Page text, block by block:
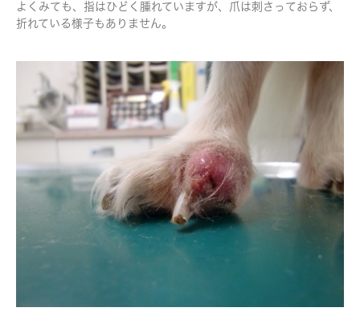
よくみても、指はひどく腫れていますが、爪は刺さっておらず、
折れている様子もありません。